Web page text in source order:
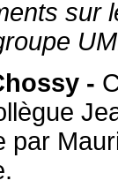
sur
-
par